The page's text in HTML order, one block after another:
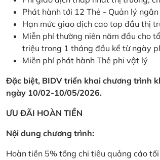
Phát hành tới 12 Thẻ - Quản lý
Hạn mức giao dịch cao top đầu thị
Miễn phí thường niên năm đầu cho
triệu trong 1 tháng đầu kể từ ngày
Miễn phí phát hành Thẻ phi vật lý
Đặc biệt, BIDV triển khai chương trình
ngày 10/02-10/05/2026.
ƯU ĐÃI HOÀN TIỀN
Nội dung chương trình:
Hoàn tiền 5% tổng chi tiêu quảng cáo